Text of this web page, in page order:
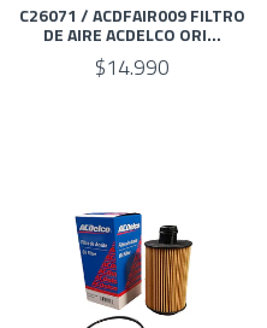
C26071 / ACDFAIR009 FILTRO
DE AIRE ACDELCO ORI...
$14.990